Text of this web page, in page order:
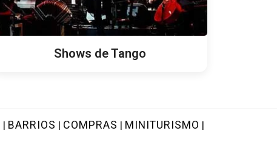
Shows de Tango
| BARRIOS | COMPRAS | MINITURISMO |